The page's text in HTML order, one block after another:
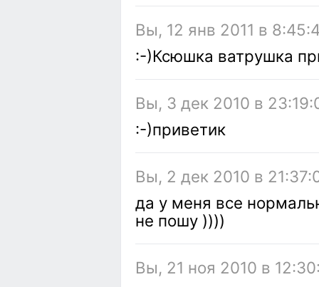
Вы, 12 янв 2011 в
:-)Ксюшка ватрушка
Вы, 3 дек 2010 в
:-)приветик
Вы, 2 дек 2010 в
да у меня все
не пошу ))))
Вы, 21 ноя 2010 в